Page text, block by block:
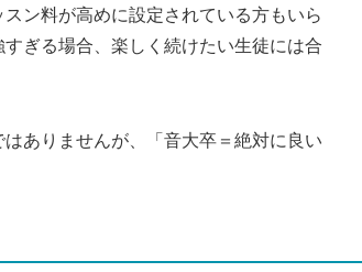
ン料が高めに設定されている方もいら
ぎる場合、楽しく続けたい生徒には合
ありませんが、「音大卒＝絶対に良い